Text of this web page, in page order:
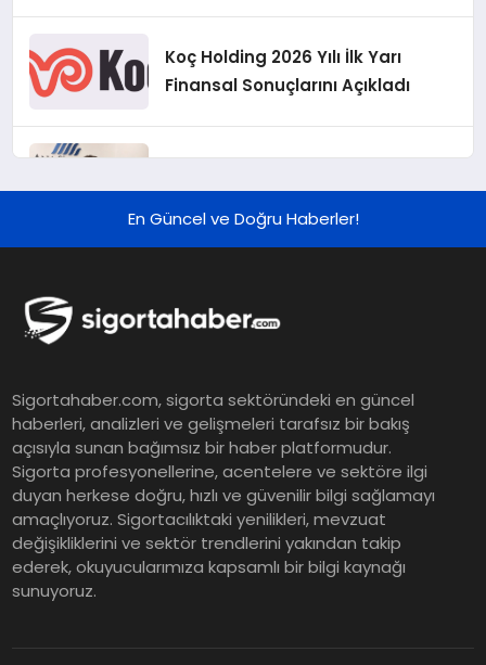
Koç Holding 2026 Yılı İlk Yarı
Finansal Sonuçlarını Açıkladı
Grup Müdürü Olarak Atandı
ürünleri uzun vadeyi tutuyor
Şekerbank 2026 İlk Yarı Finansal
Sonuçları
ING Türkiye 2026 Yılının İlk
Yarısına İlişkin Konsolide Finansal
Sonuçlarını Açıkladı
En Güncel ve Doğru Haberler!
Sigortahaber.com, sigorta sektöründeki en güncel
haberleri, analizleri ve gelişmeleri tarafsız bir bakış
açısıyla sunan bağımsız bir haber platformudur.
Sigorta profesyonellerine, acentelere ve sektöre ilgi
duyan herkese doğru, hızlı ve güvenilir bilgi sağlamayı
amaçlıyoruz. Sigortacılıktaki yenilikleri, mevzuat
değişikliklerini ve sektör trendlerini yakından takip
ederek, okuyucularımıza kapsamlı bir bilgi kaynağı
sunuyoruz.